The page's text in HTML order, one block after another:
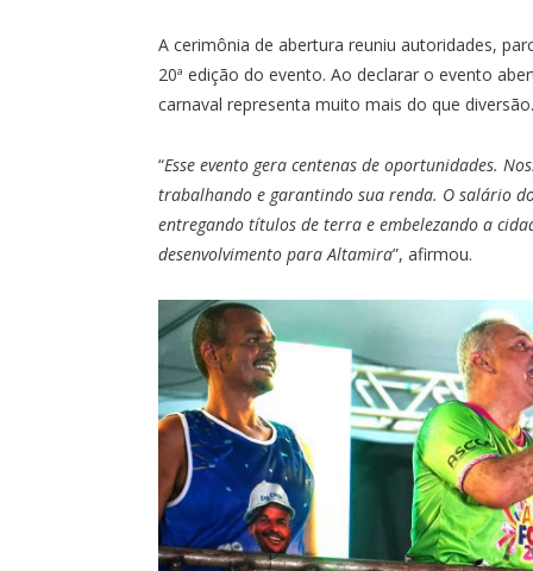
A cerimônia de abertura reuniu autoridades,
20ª edição do evento. Ao declarar o evento
carnaval representa muito mais do que diversão.
“Esse evento gera centenas de oportunidades.
trabalhando e garantindo sua renda. O salário
entregando títulos de terra e embelezando a
desenvolvimento para Altamira”, afirmou.